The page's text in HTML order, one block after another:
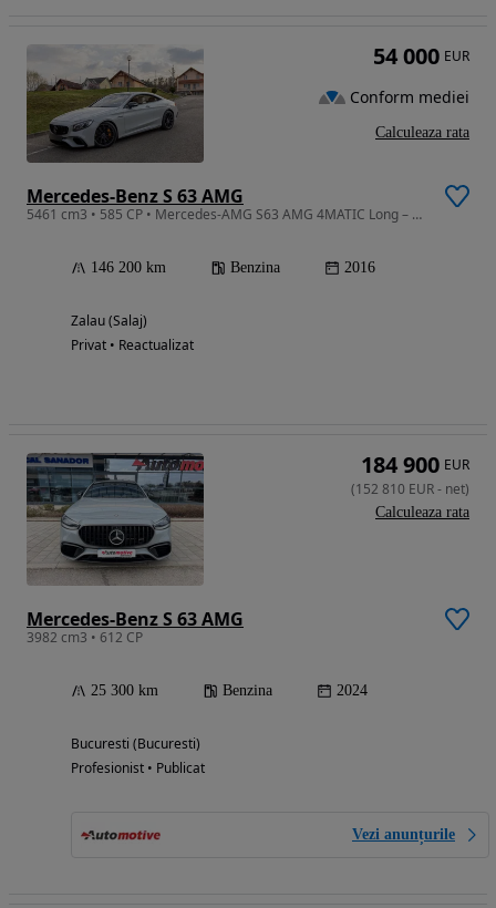
Mercedes-Benz S 63 AMG
5461 cm3 • 585 CP • Mercedes-AMG S63 AMG 4MATIC Long – Designo – Swarovski – Carbon Pack
146 200 km Benzina 2016
Zalau (Salaj)
Privat • Reactualizat
54 000 EUR
Conform mediei
Calculeaza rata
Mercedes-Benz S 63 AMG
3982 cm3 • 612 CP
25 300 km Benzina 2024
Bucuresti (Bucuresti)
Profesionist • Publicat
Vezi anunțurile
184 900 EUR
(152 810 EUR- net)
Calculeaza rata